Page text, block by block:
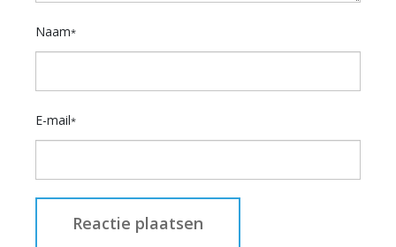
Naam*
E-mail*